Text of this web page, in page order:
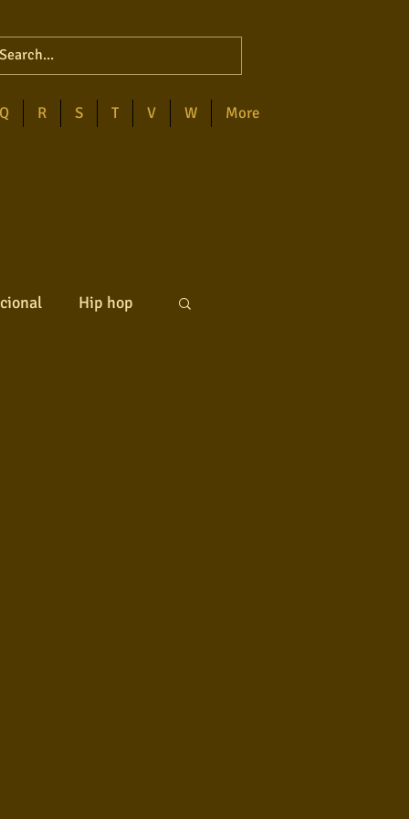
Q R S T V W More
Hip hop